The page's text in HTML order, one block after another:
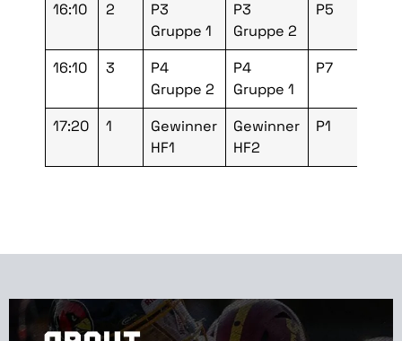
16:10 2
P3
Gruppe 1
P3
Gruppe 2
P5
16:10 3
P4
Gruppe 2
P4
Gruppe 1
P7
17:20 1
Gewinner
HF1
Gewinner
HF2
P1